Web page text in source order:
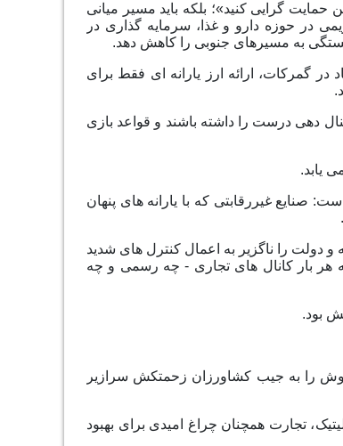
گرایی کنید»؛ بلکه باید مسیر میانی
در حوزه دارو و غذا، سرمایه گذاری در
به مسیرهای جنوبی را کاهش دهد.
گمرکات، ارائه ارز یارانه ای فقط برای
دهی درست را داشته باشند و قواعد بازی
یابد.
غیررقابتی که با یارانه های پنهان
و دولت را ناگزیر به اعمال کنترل های شدید
هر بار کانال های تجاری - چه رسمی و چه
بود.
را به جیب کشاورزان زحمتکش سرازیر
تجارت همچنان چراغ امیدی برای بهبود